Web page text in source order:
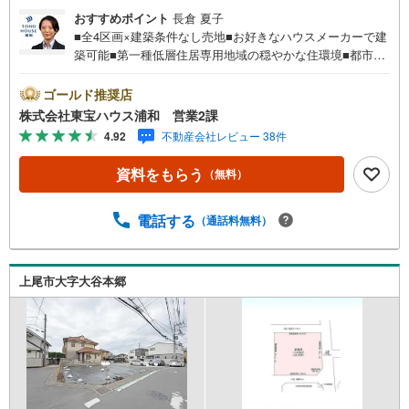
おすすめポイント 長倉 夏子
■全4区画×建築条件なし売地■お好きなハウスメーカーで建
築可能■第一種低層住居専用地域の穏やかな住環境■都市ガ
休）こちらの時間帯はお電話でのお問い合わせがスムーズ
にご案内できますぜひお気軽にご連絡下さい！東宝ハウス
ライフソリューションズグループ 東宝ハウス浦和 特別
提携金利〔一例〕東宝ハウス浦和の住宅ローン■変動金利全
期間引下げプラン⇒住宅ローン金利優遇割の最大適用《0.8
9％》と某信用金庫金利1.275％の比較借入金4000万円返済
で（審査・要件があります）◇TOHO HOUSE CLUBで生涯
対応ライフプランニング、かけつけサポート、Club Offプレ
ミアムなど多彩なサービスがございます
ゴールド推奨店
株式会社東宝ハウス浦和 営業2課
4.92 不動産会社レビュー 38件
資料をもらう （無料）
電話する （通話料無料）
上尾市大字大谷本郷